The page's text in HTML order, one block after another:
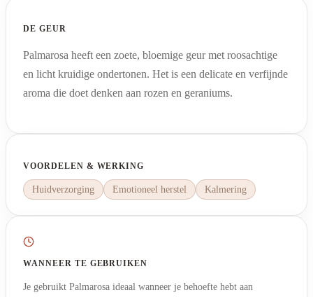
DE GEUR
Palmarosa heeft een zoete, bloemige geur met roosachtige
en licht kruidige ondertonen. Het is een delicate en verfijnde
aroma die doet denken aan rozen en geraniums.
VOORDELEN & WERKING
Huidverzorging Emotioneel herstel Kalmering
WANNEER TE GEBRUIKEN
Je gebruikt Palmarosa ideaal wanneer je behoefte hebt aan